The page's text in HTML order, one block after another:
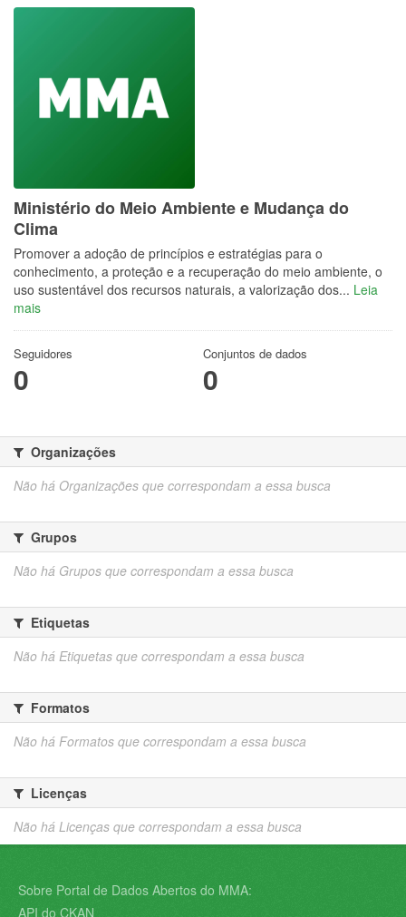
Ministério do Meio Ambiente e Mudança do
Clima
Promover a adoção de princípios e estratégias para o
conhecimento, a proteção e a recuperação do meio ambiente, o
uso sustentável dos recursos naturais, a valorização dos... Leia
mais
Seguidores
0
Conjuntos de dados
0
Organizações
Não há Organizações que correspondam a essa busca
Grupos
Não há Grupos que correspondam a essa busca
Etiquetas
Não há Etiquetas que correspondam a essa busca
Formatos
Não há Formatos que correspondam a essa busca
Licenças
Não há Licenças que correspondam a essa busca
Sobre Portal de Dados Abertos do MMA:
API do CKAN